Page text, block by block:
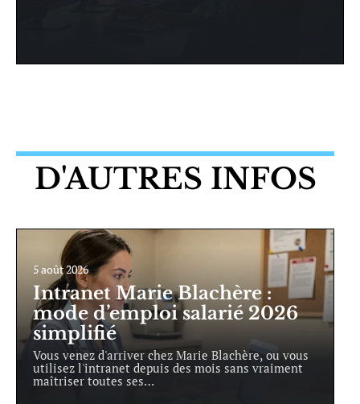
D'AUTRES INFOS
5 août 2026
Intranet Marie Blachère :
mode d’emploi salarié 2026
simplifié
Vous venez d'arriver chez Marie Blachère, ou vous
utilisez l'intranet depuis des mois sans vraiment
maîtriser toutes ses…